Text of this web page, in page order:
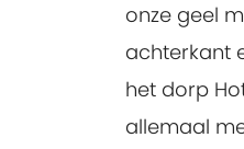
onze geel
achterkant
het dorp
allemaal